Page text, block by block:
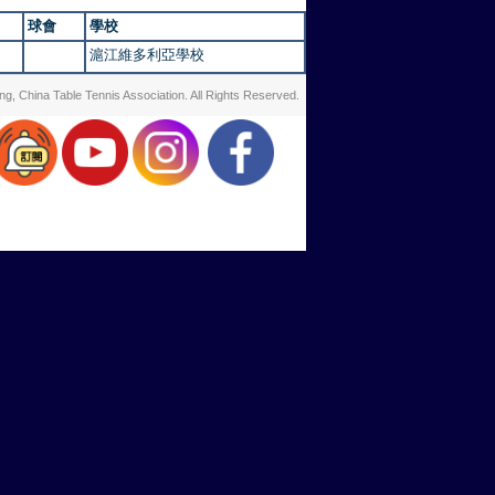
球會
學校
滬江維多利亞學校